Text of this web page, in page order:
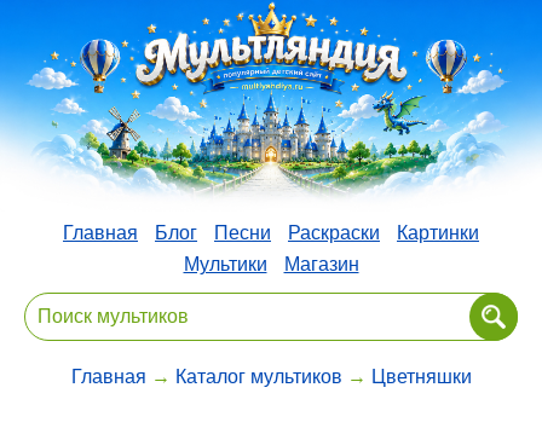
Главная Блог Песни Раскраски
Картинки
Мультики
Магазин
Главная → Каталог мультиков → Цветняшки